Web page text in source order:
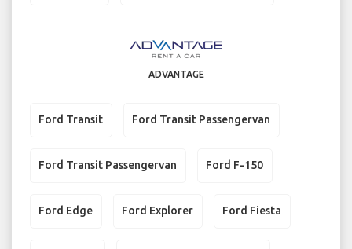
ADVANTAGE
Ford Transit Ford Transit Passengervan
Ford Transit Passengervan Ford F-150
Ford Edge Ford Explorer Ford Fiesta